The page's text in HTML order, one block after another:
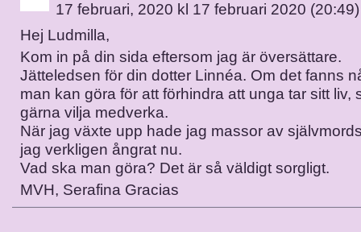
17 februari, 2020 kl 17 februari 2020 (20:49)
Hej Ludmilla,
Kom in på din sida eftersom jag är översättare.
Jätteledsen för din dotter Linnéa. Om det fanns
man kan göra för att förhindra att unga tar sitt liv,
gärna vilja medverka.
När jag växte upp hade jag massor av
jag verkligen ångrat nu.
Vad ska man göra? Det är så väldigt sorgligt.
MVH, Serafina Gracias